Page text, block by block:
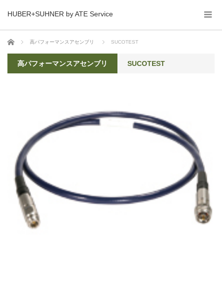
HUBER+SUHNER by ATE Service
ホーム 高パフォーマンスアセンブリ SUCOTEST
高パフォーマンスアセンブリ SUCOTEST